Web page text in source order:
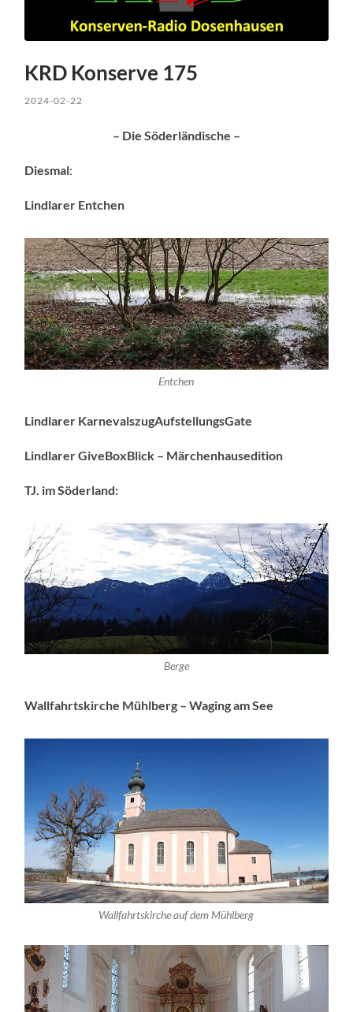
KRD Konserve 175
2024-02-22
– Die Söderländische –
Diesmal:
Lindlarer Entchen
Entchen
Lindlarer KarnevalszugAufstellungsGate
Lindlarer GiveBoxBlick – Märchenhausedition
TJ. im Söderland:
Berge
Wallfahrtskirche Mühlberg – Waging am See
Wallfahrtskirche auf dem Mühlberg